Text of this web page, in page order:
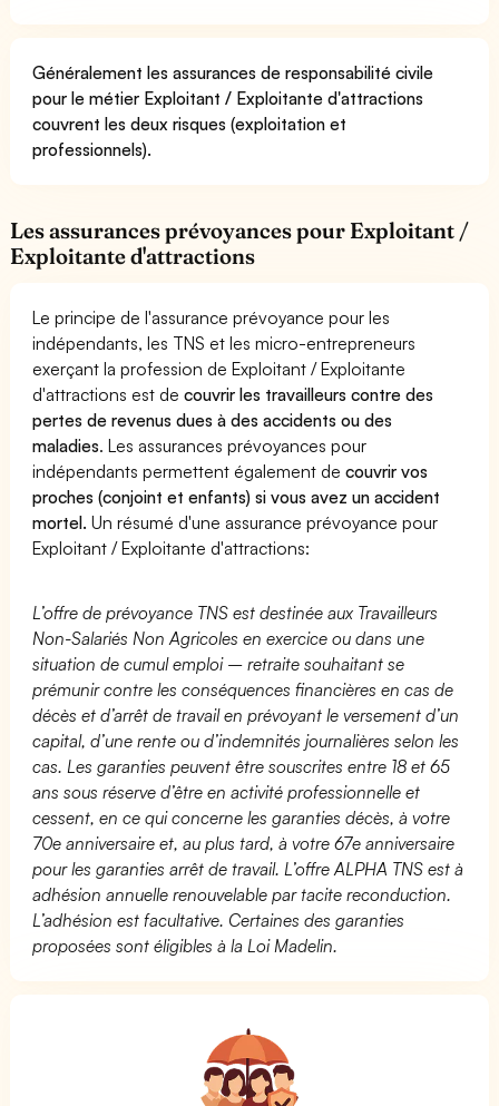
Généralement les assurances de responsabilité civile
pour le métier Exploitant / Exploitante d'attractions
couvrent les deux risques (exploitation et
professionnels).
Les assurances prévoyances pour Exploitant /
Exploitante d'attractions
Le principe de l'assurance prévoyance pour les
indépendants, les TNS et les micro-entrepreneurs
exerçant la profession de Exploitant / Exploitante
d'attractions est decouvrir les travailleurs contre des
pertes de revenus dues à des accidents ou des
maladies. Les assurances prévoyances pour
indépendants permettent également decouvrir vos
proches (conjoint et enfants) si vous avez un accident
mortel. Un résumé d'une assurance prévoyance pour
Exploitant / Exploitante d'attractions:
L’offre de prévoyance TNS est destinée aux Travailleurs
Non-Salariés Non Agricoles en exercice ou dans une
situation de cumul emploi – retraite souhaitant se
prémunir contre les conséquences financières en cas de
décès et d’arrêt de travail en prévoyant le versement d’un
capital, d’une rente ou d’indemnités journalières selon les
cas. Les garanties peuvent être souscrites entre 18 et 65
ans sous réserve d’être en activité professionnelle et
cessent, en ce qui concerne les garanties décès, à votre
70e anniversaire et, au plus tard, à votre 67e anniversaire
pour les garanties arrêt de travail. L’offre ALPHA TNS est à
adhésion annuelle renouvelable par tacite reconduction.
L’adhésion est facultative. Certaines des garanties
proposées sont éligibles à la Loi Madelin.